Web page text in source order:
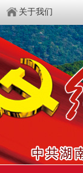
关于我们